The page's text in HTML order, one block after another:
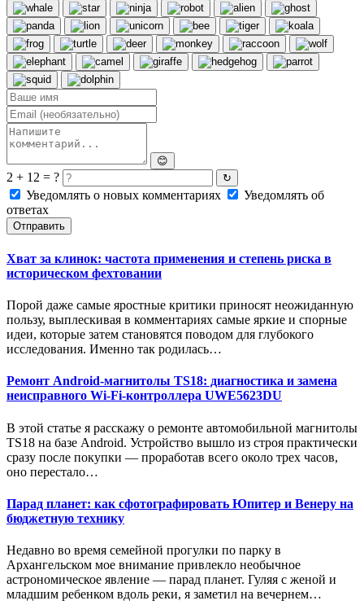
😊
2 + 12 = ? ↻
Уведомлять о новых комментариях
Уведомлять об
ответах
Отправить
Хват за клинок: частота применения и степень риска в
историческом фехтовании
Порой даже самые яростные критики приносят неожиданную
пользу, выплескивая в комментариях самые яркие и спорные
идеи, которые затем становятся поводом для глубокого
исследования. Именно так родилась…
Ремонт Android-магнитолы TS18: диагностика и замена
неисправного Wi-Fi-контроллера UWE5623DU
В этой статье я расскажу о ремонте автомобильной магнитолы
TS18 на базе Android. Устройство вышло из строя практически
сразу после покупки — проработав всего около трех часов,
оно перестало…
Парад планет: как сфотографировать Юпитер и Венеру на
бюджетную технику
Недавно во время семейной прогулки по парку в
Архангельском мое внимание привлекло необычное
астрономическое явление — парад планет. Гуляя с женой и
младшим ребенком вдоль реки, я заметил на вечернем…